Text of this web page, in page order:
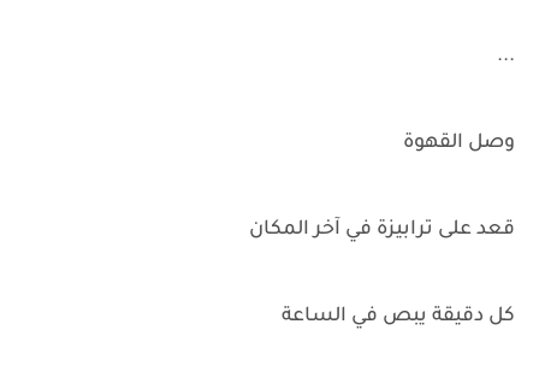
...
وصل القهوة
قعد على ترابيزة في آخر المكان
كل دقيقة يبص في الساعة